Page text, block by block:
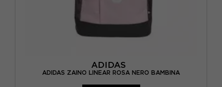
ADIDAS
ADIDAS ZAINO LINEAR ROSA NERO BAMBINA